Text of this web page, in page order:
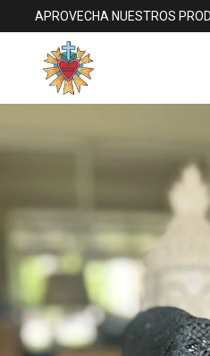
APROVECHA NUESTROS